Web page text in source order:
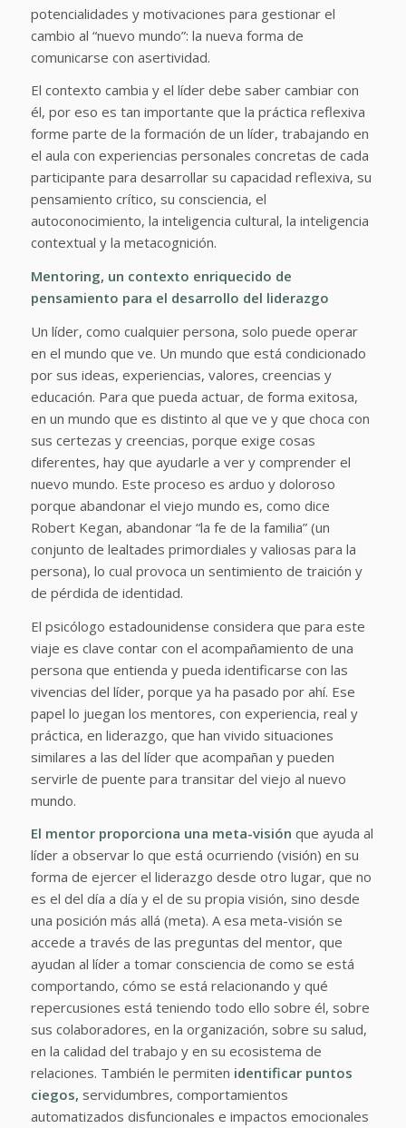
potencialidades y motivaciones para gestionar el
cambio al “nuevo mundo”: la nueva forma de
comunicarse con asertividad.
El contexto cambia y el líder debe saber cambiar con
él, por eso es tan importante que la práctica reflexiva
forme parte de la formación de un líder, trabajando en
el aula con experiencias personales concretas de cada
participante para desarrollar su capacidad reflexiva, su
pensamiento crítico, su consciencia, el
autoconocimiento, la inteligencia cultural, la inteligencia
contextual y la metacognición.
Mentoring, un contexto enriquecido de
pensamiento para el desarrollo del liderazgo
Un líder, como cualquier persona, solo puede operar
en el mundo que ve. Un mundo que está condicionado
por sus ideas, experiencias, valores, creencias y
educación. Para que pueda actuar, de forma exitosa,
en un mundo que es distinto al que ve y que choca con
sus certezas y creencias, porque exige cosas
diferentes, hay que ayudarle a ver y comprender el
nuevo mundo. Este proceso es arduo y doloroso
porque abandonar el viejo mundo es, como dice
Robert Kegan, abandonar “la fe de la familia” (un
conjunto de lealtades primordiales y valiosas para la
persona), lo cual provoca un sentimiento de traición y
de pérdida de identidad.
El psicólogo estadounidense considera que para este
viaje es clave contar con el acompañamiento de una
persona que entienda y pueda identificarse con las
vivencias del líder, porque ya ha pasado por ahí. Ese
papel lo juegan los mentores, con experiencia, real y
práctica, en liderazgo, que han vivido situaciones
similares a las del líder que acompañan y pueden
servirle de puente para transitar del viejo al nuevo
mundo.
El mentor proporciona una meta-visión que ayuda al
líder a observar lo que está ocurriendo (visión) en su
forma de ejercer el liderazgo desde otro lugar, que no
es el del día a día y el de su propia visión, sino desde
una posición más allá (meta). A esa meta-visión se
accede a través de las preguntas del mentor, que
ayudan al líder a tomar consciencia de como se está
comportando, cómo se está relacionando y qué
repercusiones está teniendo todo ello sobre él, sobre
sus colaboradores, en la organización, sobre su salud,
en la calidad del trabajo y en su ecosistema de
relaciones. También le permiten identificar puntos
ciegos, servidumbres, comportamientos
automatizados disfuncionales e impactos emocionales